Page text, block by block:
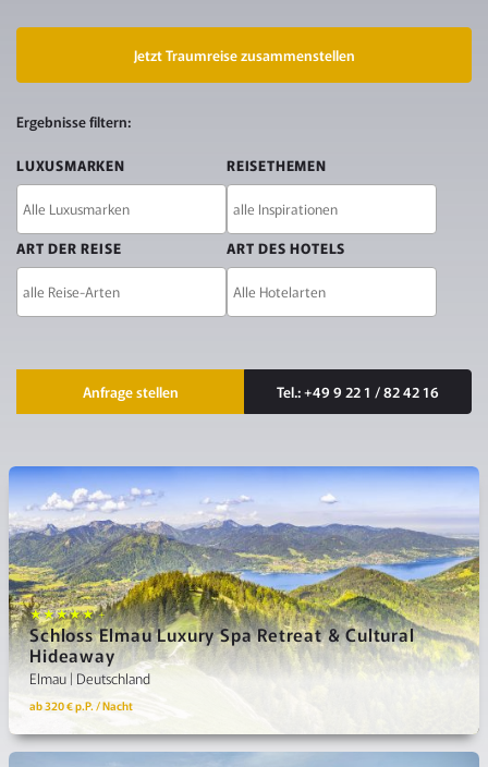
Jetzt Traumreise zusammenstellen
FILTER
UND
KONTAKT
Ergebnisse filtern:
LUXUSMARKEN REISETHEMEN
ART DER REISE ART DES HOTELS
Anfrage stellen Tel.: +49 9 22 1 / 82 42 16
★★★★★ +
Schloss Elmau Luxury Spa Retreat & Cultural
Hideaway
Elmau | Deutschland
ab 320 € p.P. / Nacht